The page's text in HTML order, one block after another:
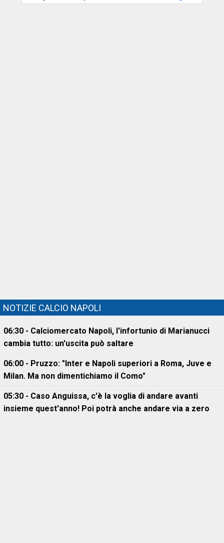
NOTIZIE CALCIO NAPOLI
06:30 - Calciomercato Napoli, l'infortunio di Marianucci
cambia tutto: un'uscita può saltare
06:00 - Pruzzo: "Inter e Napoli superiori a Roma, Juve e
Milan. Ma non dimentichiamo il Como"
05:30 - Caso Anguissa, c'è la voglia di andare avanti
insieme quest'anno! Poi potrà anche andare via a zero